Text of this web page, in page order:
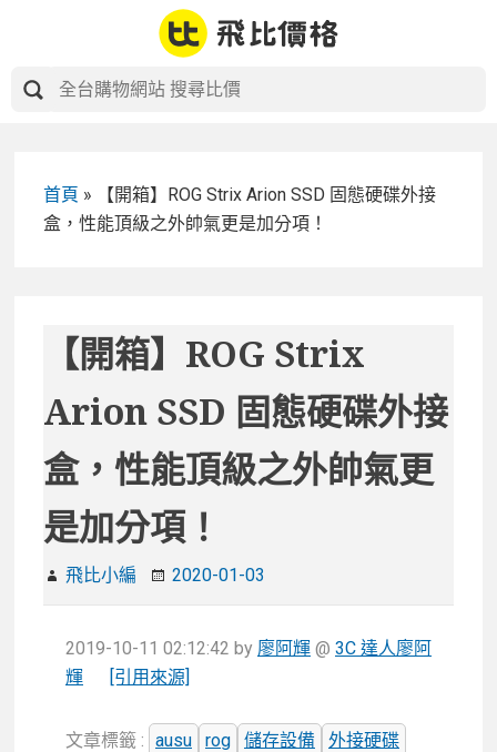
首頁 »
【開箱】ROG Strix Arion SSD 固態硬碟外接
盒，性能頂級之外帥氣更是加分項！
【開箱】ROG Strix
Arion SSD 固態硬碟外接
盒，性能頂級之外帥氣更
是加分項！
飛比小編 2020-01-03
2019-10-11 02:12:42 by 廖阿輝 @ 3C 達人廖阿
輝
[引用來源]
文章標籤 : ausu rog 儲存設備 外接硬碟